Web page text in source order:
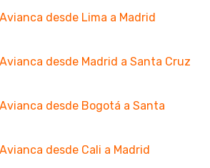
desde Lima a Madrid
desde Madrid a Santa Cruz
desde Bogotá a Santa
desde Cali a Madrid